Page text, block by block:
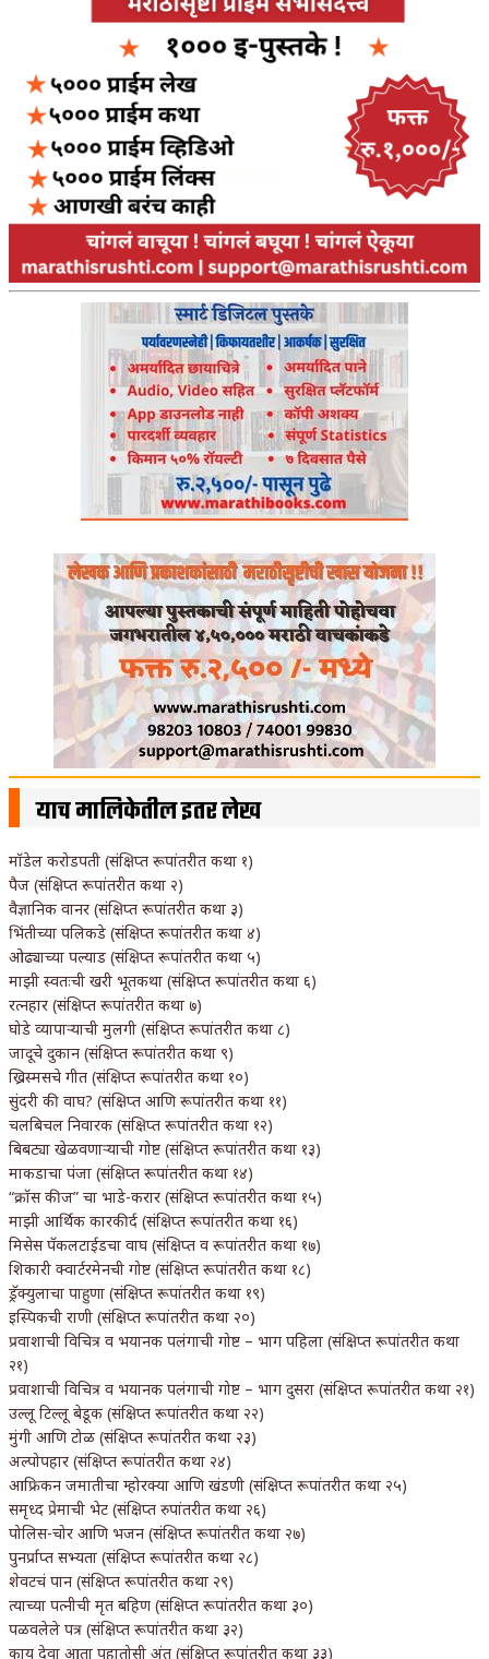
याच मालिकेतील इतर लेख
मॉडेल करोडपती (संक्षिप्त रूपांतरीत कथा १)
पैज (संक्षिप्त रूपांतरीत कथा २)
वैज्ञानिक वानर (संक्षिप्त रूपांतरीत कथा ३)
भिंतीच्या पलिकडे (संक्षिप्त रूपांतरीत कथा ४)
ओढ्याच्या पल्याड (संक्षिप्त रूपांतरीत कथा ५)
माझी स्वतःची खरी भूतकथा (संक्षिप्त रूपांतरीत कथा ६)
रत्नहार (संक्षिप्त रूपांतरीत कथा ७)
घोडे व्यापाऱ्याची मुलगी (संक्षिप्त रूपांतरीत कथा ८)
जादूचे दुकान (संक्षिप्त रूपांतरीत कथा ९)
ख्रिस्मसचे गीत (संक्षिप्त रूपांतरीत कथा १०)
सुंदरी की वाघ? (संक्षिप्त आणि रूपांतरीत कथा ११)
चलबिचल निवारक (संक्षिप्त रूपांतरीत कथा १२)
बिबट्या खेळवणाऱ्याची गोष्ट (संक्षिप्त रूपांतरीत कथा १३)
माकडाचा पंजा (संक्षिप्त रूपांतरीत कथा १४)
“क्रॉस कीज” चा भाडे-करार (संक्षिप्त रूपांतरीत कथा १५)
माझी आर्थिक कारकीर्द (संक्षिप्त रूपांतरीत कथा १६)
मिसेस पॅकलटाईडचा वाघ (संक्षिप्त व रूपांतरीत कथा १७)
शिकारी क्वार्टरमेनची गोष्ट (संक्षिप्त रूपांतरीत कथा १८)
ड्रॅक्युलाचा पाहुणा (संक्षिप्त रूपांतरीत कथा १९)
इस्पिकची राणी (संक्षिप्त रूपांतरीत कथा २०)
प्रवाशाची विचित्र व भयानक पलंगाची गोष्ट – भाग पहिला (संक्षिप्त रूपांतरीत कथा
२१)
प्रवाशाची विचित्र व भयानक पलंगाची गोष्ट – भाग दुसरा (संक्षिप्त रूपांतरीत कथा २१)
उल्लू टिल्लू बेडूक (संक्षिप्त रूपांतरीत कथा २२)
मुंगी आणि टोळ (संक्षिप्त रूपांतरीत कथा २३)
अल्पोपहार (संक्षिप्त रूपांतरीत कथा २४)
आफ्रिकन जमातीचा म्होरक्या आणि खंडणी (संक्षिप्त रूपांतरीत कथा २५)
समृध्द प्रेमाची भेट (संक्षिप्त रुपांतरीत कथा २६)
पोलिस-चोर आणि भजन (संक्षिप्त रूपांतरीत कथा २७)
पुनर्प्राप्त सभ्यता (संक्षिप्त रूपांतरीत कथा २८)
शेवटचं पान (संक्षिप्त रूपांतरीत कथा २९)
त्याच्या पत्नीची मृत बहिण (संक्षिप्त रूपांतरीत कथा ३०)
पळवलेले पत्र (संक्षिप्त रूपांतरीत कथा ३२)
काय देवा आता पहातोसी अंत (संक्षिप्त रूपांतरीत कथा ३३)